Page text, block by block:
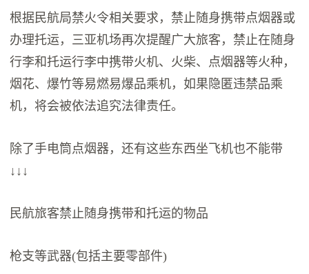
根据民航局禁火令相关要求，禁止随身携带点烟器或
办理托运，三亚机场再次提醒广大旅客，禁止在随身
行李和托运行李中携带火机、火柴、点烟器等火种，
烟花、爆竹等易燃易爆品乘机，如果隐匿违禁品乘
机，将会被依法追究法律责任。
除了手电筒点烟器，还有这些东西坐飞机也不能带
↓↓↓
民航旅客禁止随身携带和托运的物品
枪支等武器(包括主要零部件)